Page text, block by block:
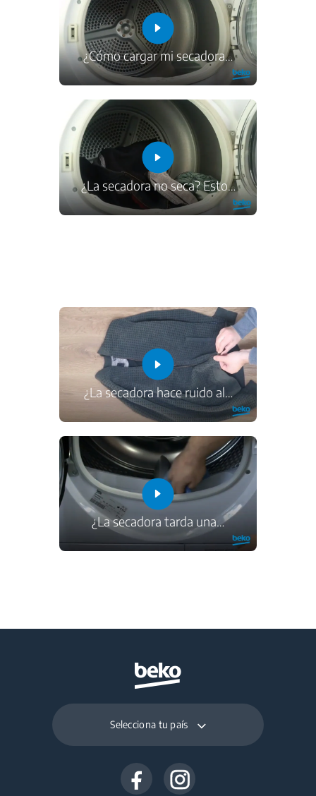
¿Cómo cargar mi secadora…
¿La secadora no seca? Esto…
¿La secadora hace ruido al…
¿La secadora tarda una…
Selecciona tu país